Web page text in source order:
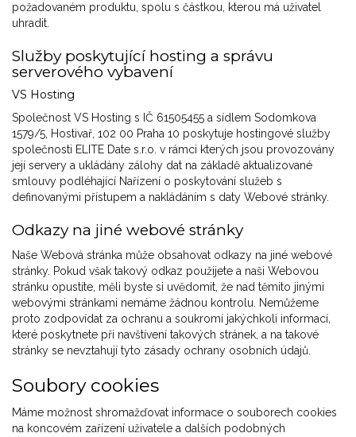
požadovaném produktu, spolu s částkou, kterou má uživatel
uhradit.
Služby poskytující hosting a správu
serverového vybavení
VS Hosting
Společnost VS Hosting s IČ 61505455 a sídlem Sodomkova
1579/5, Hostivař, 102 00 Praha 10 poskytuje hostingové služby
společnosti ELITE Date s.r.o. v rámci kterých jsou provozovány
její servery a ukládány zálohy dat na základě aktualizované
smlouvy podléhající Nařízení o poskytování služeb s
definovanými přístupem a nakládáním s daty Webové stránky.
Odkazy na jiné webové stránky
Naše Webová stránka může obsahovat odkazy na jiné webové
stránky. Pokud však takový odkaz použijete a naši Webovou
stránku opustíte, měli byste si uvědomit, že nad těmito jinými
webovými stránkami nemáme žádnou kontrolu. Nemůžeme
proto zodpovídat za ochranu a soukromí jakýchkoli informací,
které poskytnete při navštívení takových stránek, a na takové
stránky se nevztahují tyto zásady ochrany osobních údajů.
Soubory cookies
Máme možnost shromažďovat informace o souborech cookies
na koncovém zařízení uživatele a dalších podobných